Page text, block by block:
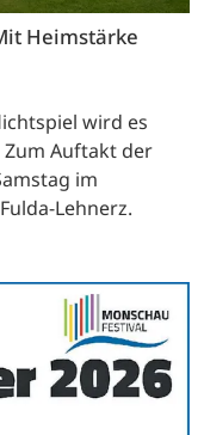
Heimstärke
wird es
Auftakt der
im
Lehnerz.